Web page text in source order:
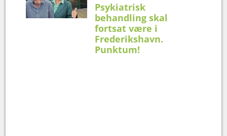
Psykiatrisk
behandling skal
fortsat være i
Frederikshavn.
Punktum!